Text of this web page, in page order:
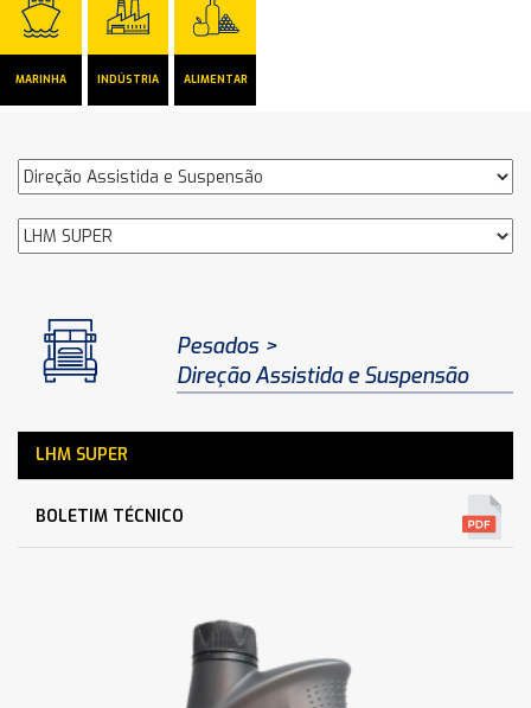
MARINHA INDÚSTRIA ALIMENTAR
Pesados
Direção Assistida e Suspensão
LHM SUPER
BOLETIM TÉCNICO